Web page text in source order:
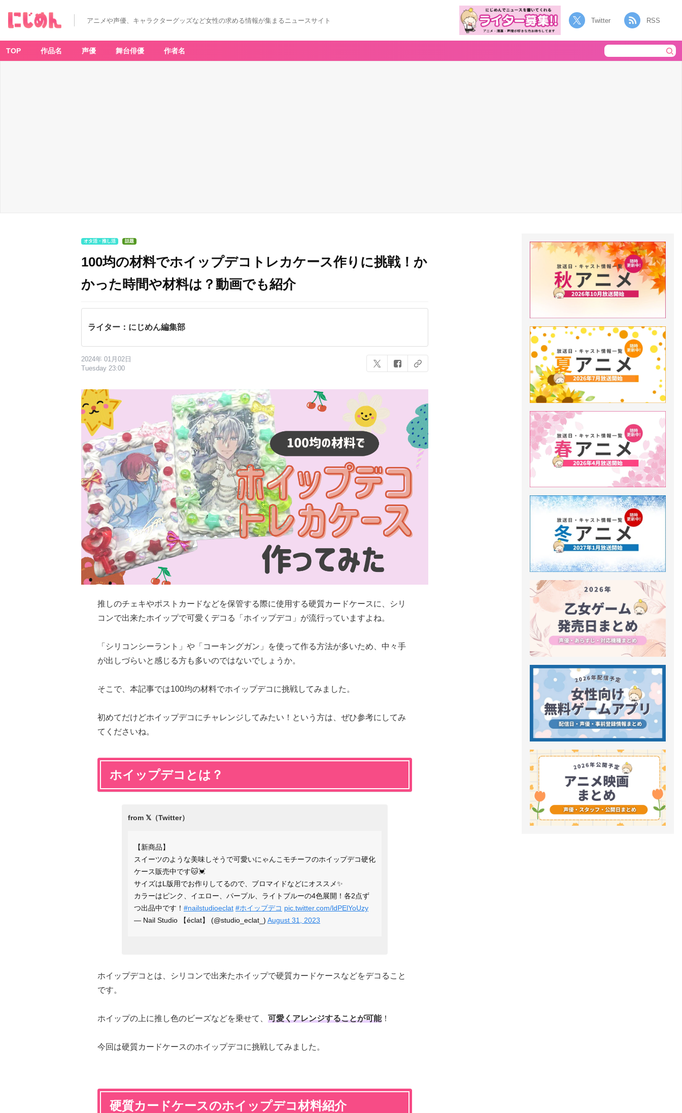
アニメや声優、キャラクターグッズなど女性の求める情報が集まるニュースサイト Twitter RSS
TOP 作品名 声優 舞台俳優 作者名
オタ活・推し活 話題
100均の材料でホイップデコトレカケース作りに挑戦！か
かった時間や材料は？動画でも紹介
ライター：にじめん編集部
2024年 01月02日
Tuesday 23:00
推しのチェキやポストカードなどを保管する際に使用する硬質カードケースに、シリ
コンで出来たホイップで可愛くデコる「ホイップデコ」が流行っていますよね。
「シリコンシーラント」や「コーキングガン」を使って作る方法が多いため、中々手
が出しづらいと感じる方も多いのではないでしょうか。
そこで、本記事では100均の材料でホイップデコに挑戦してみました。
初めてだけどホイップデコにチャレンジしてみたい！という方は、ぜひ参考にしてみ
てくださいね。
ホイップデコとは？
【新商品】
スイーツのような美味しそうで可愛いにゃんこモチーフのホイップデコ硬化
ケース販売中です🐱💓
サイズはL版用でお作りしてるので、ブロマイドなどにオススメ✨️
カラーはピンク、イエロー、パープル、ライトブルーの4色展開！各2点ず
つ出品中です！ #nailstudioeclat #ホイップデコ pic.twitter.com/ldPElYoUzy
— Nail Studio 【éclat】 (@studio_eclat_) August 31, 2023
ホイップデコとは、シリコンで出来たホイップで硬質カードケースなどをデコること
です。
ホイップの上に推し色のビーズなどを乗せて、 可愛くアレンジすることが可能！
今回は硬質カードケースのホイップデコに挑戦してみました。
硬質カードケースのホイップデコ材料紹介